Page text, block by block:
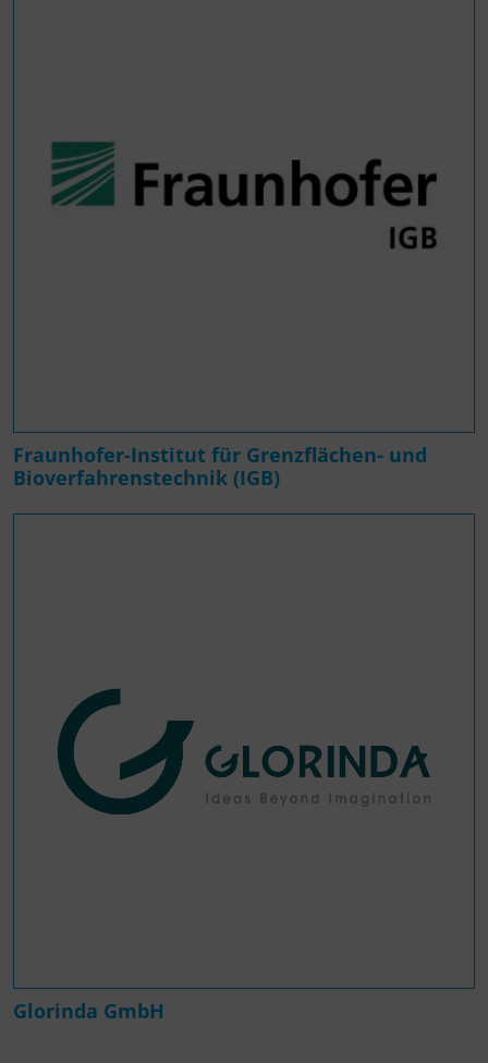
Fraunhofer-Institut für Grenzflächen- und
Bioverfahrenstechnik (IGB)
Glorinda GmbH